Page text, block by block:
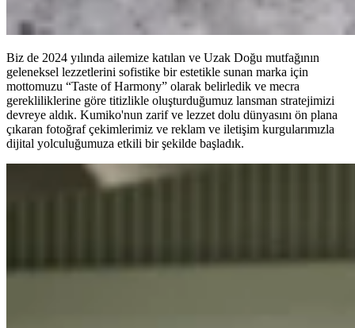
Biz de 2024 yılında ailemize katılan ve Uzak Doğu mutfağının
geleneksel lezzetlerini sofistike bir estetikle sunan marka için
mottomuzu “Taste of Harmony” olarak belirledik ve mecra
gerekliliklerine göre titizlikle oluşturduğumuz lansman stratejimizi
devreye aldık. Kumiko'nun zarif ve lezzet dolu dünyasını ön plana
çıkaran fotoğraf çekimlerimiz ve reklam ve iletişim kurgularımızla
dijital yolculuğumuza etkili bir şekilde başladık.